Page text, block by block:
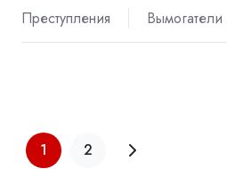
Преступления
Вымогатели
1 2